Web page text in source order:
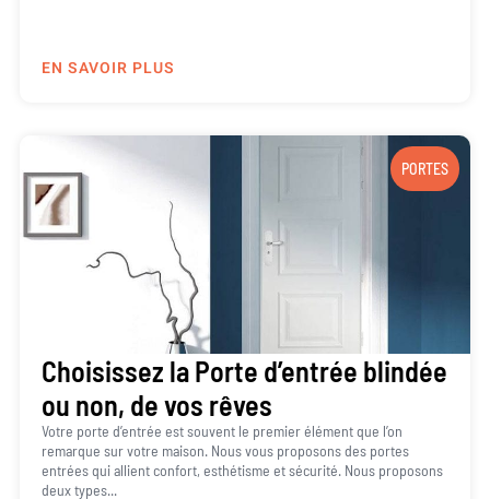
EN SAVOIR PLUS
PORTES
Choisissez la Porte d’entrée blindée
ou non, de vos rêves
Votre porte d’entrée est souvent le premier élément que l’on
remarque sur votre maison. Nous vous proposons des portes
entrées qui allient confort, esthétisme et sécurité. Nous proposons
deux types...